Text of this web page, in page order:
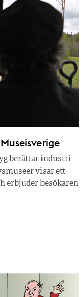
berättar industri­
visar ett
erbjuder besökaren